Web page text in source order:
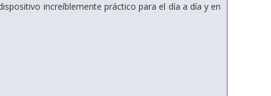
increíblemente práctico para el día a día y en